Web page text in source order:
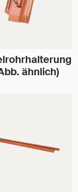
ähnlich)